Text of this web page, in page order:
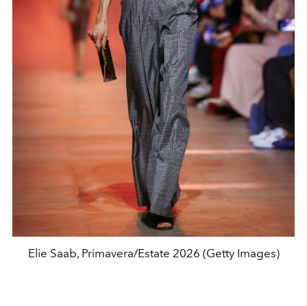
Elie Saab, Primavera/Estate 2026 (Getty Images)